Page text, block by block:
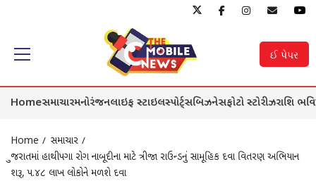
content
ઈ પેપર
Primary
Homeસમાચારમનોરંજનલાઇફ સ્ટાઇલસ્પોર્ટ્સબિઝનેસફોટો સ્ટોરીઝરાશિ
Home
સમાચાર
ગુજરાતમાં હાથીપગા રોગ નાબૂદીના માટે ત્રીજા રાઉન્ડનું સામૂહિક દવા વિતરણ અભિયાન
શરૂ, ૫.૪૮ લાખ લોકોને મળશે દવા